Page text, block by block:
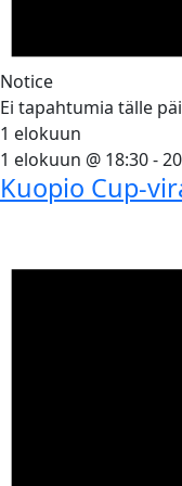
Notice
Ei tapahtumia tälle
1 elokuun
1 elokuun @ 18:30-
Kuopio Cup-